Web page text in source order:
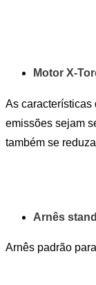
Motor X-
As características
emissões sejam
também se
Arnês
Arnês padrão